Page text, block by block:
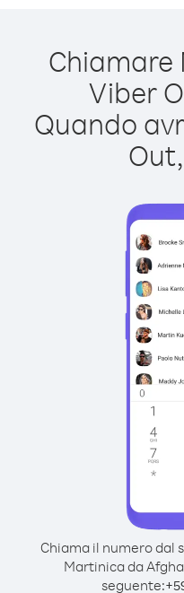
Chiamare
Viber
Quando
Chiama il numero dal
Martinica da
seguente:+